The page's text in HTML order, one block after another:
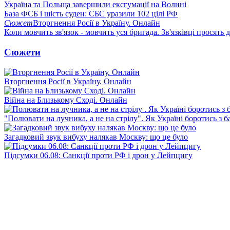
Україна та Польща завершили ексгумації на Волині
База ФСБ і шість суден: СБС уразили 102 цілі РФ
СюжетВторгнення Росії в Україну. Онлайн
Коли мовчить зв'язок - мовчить уся бригада. Зв'язківці просять
Сюжети
Вторгнення Росії в Україну. Онлайн
Війна на Близькому Сході. Онлайн
"Полювати на лучника, а не на стрілу". Як Україні боротись з
Загадковий звук вибуху налякав Москву: що це було
Підсумки 06.08: Санкції проти РФ і дрон у Лейпцигу